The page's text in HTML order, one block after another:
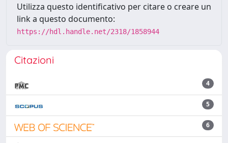
Utilizza questo identificativo per citare o creare un
link a questo documento:
https://hdl.handle.net/2318/1858944
Citazioni
4
5
6